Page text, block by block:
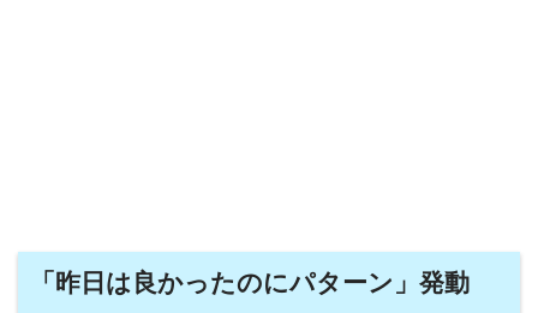
「昨日は良かったのにパターン」発動